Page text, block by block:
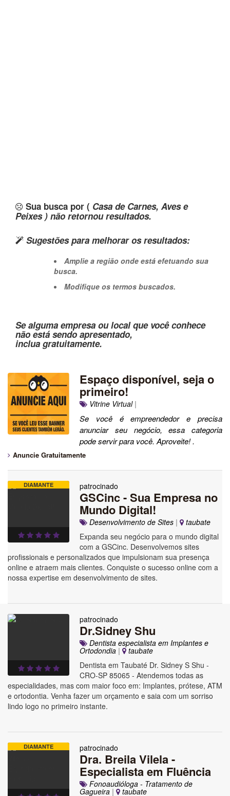
Sua busca por ( Casa de Carnes, Aves e
Peixes ) não retornou resultados.
Sugestões para melhorar os resultados:
Amplie a região onde está efetuando sua
busca.
Modifique os termos buscados.
Se alguma empresa ou local que você conhece
não está sendo apresentado,
inclua gratuitamente.
Espaço disponível, seja o
primeiro!
Vitrine Virtual|
Se você é empreendedor e precisa
anunciar seu negócio, essa categoria
pode servir para você. Aproveite! .
Anuncie Gratuitamente
DIAMANTE patrocinado
GSCinc - Sua Empresa no
Mundo Digital!
Desenvolvimento de Sites |
taubate
Expanda seu negócio para o mundo digital
com a GSCinc. Desenvolvemos sites
profissionais e personalizados que impulsionam sua presença
online e atraem mais clientes. Conquiste o sucesso online com a
nossa expertise em desenvolvimento de sites.
patrocinado
Dr.Sidney Shu
Dentista especialista em Implantes e
Ortodondia |
taubate
Dentista em Taubaté Dr. Sidney S Shu -
CRO-SP 85065 - Atendemos todas as
especialidades, mas com maior foco em: Implantes, prótese, ATM
e ortodontia. Venha fazer um orçamento e saia com um sorriso
lindo logo no primeiro instante.
DIAMANTE patrocinado
Dra. Breila Vilela -
Especialista em Fluência
Fonoaudióloga - Tratamento de
Gagueira | taubate